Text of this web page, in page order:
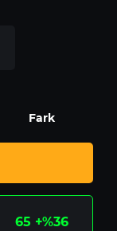
Fark
65 +%36